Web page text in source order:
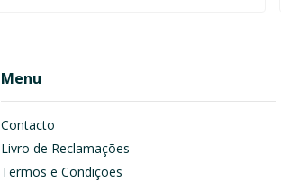
Menu
Contacto
Livro de Reclamações
Termos e Condições